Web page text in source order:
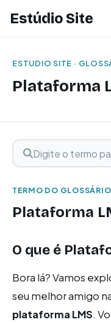
Estúdio Site
ESTUDIO SITE ·
Plataforma
Buscar termo
Digite o termo para
TERMO DO GLOSSÁRIO
Plataforma
O que é
Bora lá? Vamos
seu melhor amigo
plataforma LMS.